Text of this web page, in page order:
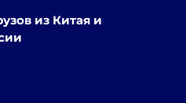
из Китая и